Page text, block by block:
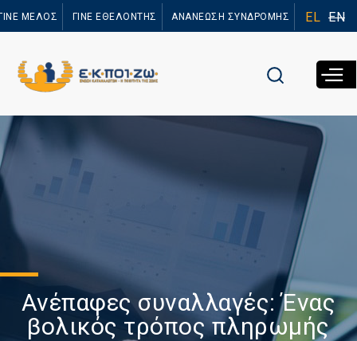
προς το
ΜΕΛΟΣ ΓΙΝΕ ΕΘΕΛΟΝΤΗΣ ΑΝΑΝΕΩΣΗ ΣΥΝΔΡΟΜΗΣ EL EN
Ανέπαφες συναλλαγές: Ένας
βολικός τρόπος πληρωμής